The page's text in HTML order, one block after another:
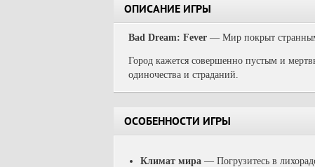
ОПИСАНИЕ ИГРЫ
Bad Dream: Fever — Мир покрыт
Город кажется совершенно пустым и
одиночества и страданий.
ОСОБЕННОСТИ ИГРЫ
Климат мира — Погрузитесь в